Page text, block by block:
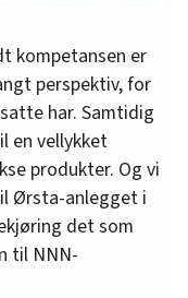
kompetansen er
perspektiv, for
har. Samtidig
en vellykket
produkter. Og vi
Ørsta-anlegget i
det som
til NNN-